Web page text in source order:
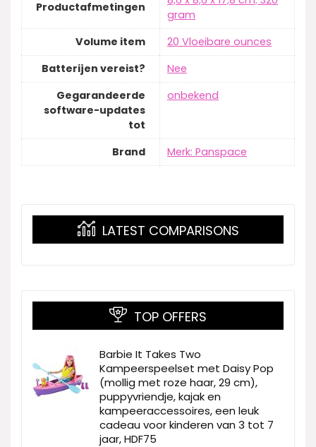
Productafmetingen
gram
Volume item
‎20 Vloeibare ounces
Batterijen vereist?
‎Nee
Gegarandeerde
software-updates
tot
‎onbekend
Brand Merk: Panspace
LATEST COMPARISONS
TOP OFFERS
Barbie It Takes Two
Kampeerspeelset met Daisy Pop
(mollig met roze haar, 29 cm),
puppyvriendje, kajak en
kampeeraccessoires, een leuk
cadeau voor kinderen van 3 tot 7
jaar, HDF75